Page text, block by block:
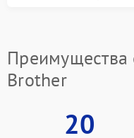
Преимущества
Brother
20